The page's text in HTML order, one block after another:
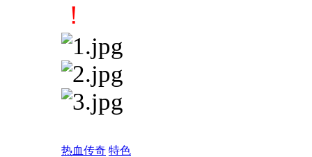
！
热血传奇 特色